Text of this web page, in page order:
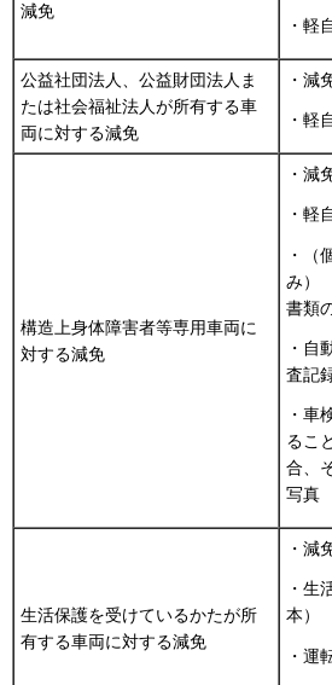
減免
・軽
公益社団法人、公益財団法人ま
たは社会福祉法人が所有する車
両に対する減免
・減
・軽
構造上身体障害者等専用車両に
対する減免
・減
・軽
・（
み）
書類
・自
査記
・車
るこ
合、
写真
生活保護を受けているかたが所
有する車両に対する減免
・減
・生
本）
・運